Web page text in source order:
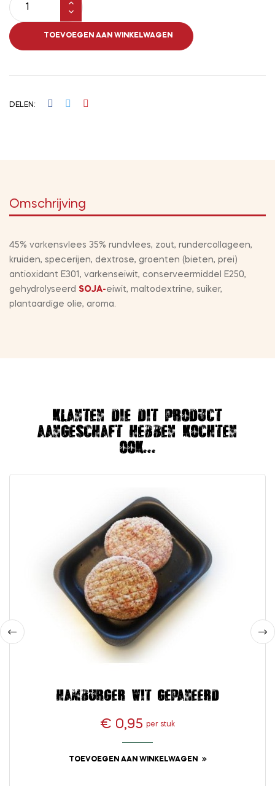
TOEVOEGEN AAN WINKELWAGEN
DELEN
Omschrijving
45% varkensvlees 35% rundvlees, zout, rundercollageen,
kruiden, specerijen, dextrose, groenten (bieten, prei)
antioxidant E301, varkenseiwit, conserveermiddel E250,
gehydrolyseerd SOJA-eiwit, maltodextrine, suiker,
plantaardige olie, aroma.
Klanten die dit product
aangeschaft hebben kochten
ook...
Hamburger wit gepaneerd
Prijs
€ 0,95 per stuk
TOEVOEGEN AAN WINKELWAGEN